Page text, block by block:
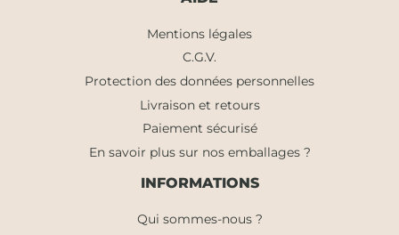
Mentions légales
C.G.V.
Protection des données personnelles
Livraison et retours
Paiement sécurisé
En savoir plus sur nos emballages ?
INFORMATIONS
Qui sommes-nous ?